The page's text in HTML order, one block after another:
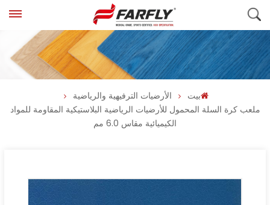
بيت
الأرضيات الترفيهية والرياضية
ملعب كرة السلة المحمول للأرضيات الرياضية البلاستيكية المقاومة للمواد
الكيميائية مقاس 6.0 مم